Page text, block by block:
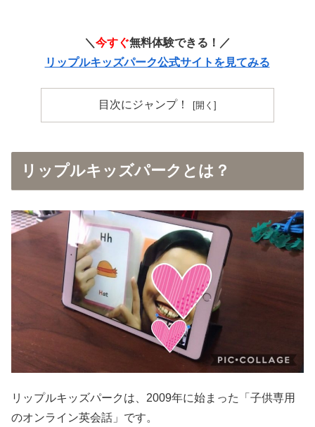
＼ 今すぐ無料体験できる！／
リップルキッズパーク公式サイトを見てみる
目次にジャンプ！
リップルキッズパークとは？
リップルキッズパークは、2009年に始まった「子供専用
のオンライン英会話」です。